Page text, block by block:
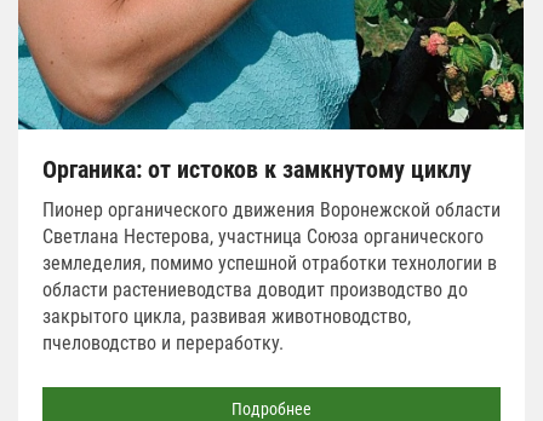
Органика: от истоков к замкнутому циклу
Пионер органического движения Воронежской области
Светлана Нестерова, участница Союза органического
земледелия, помимо успешной отработки технологии в
области растениеводства доводит производство до
закрытого цикла, развивая животноводство,
пчеловодство и переработку.
Подробнее